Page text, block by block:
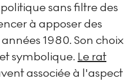
sans filtre des
à apposer des
1980. Son choix
symbolique. Le rat
associée à l'aspect